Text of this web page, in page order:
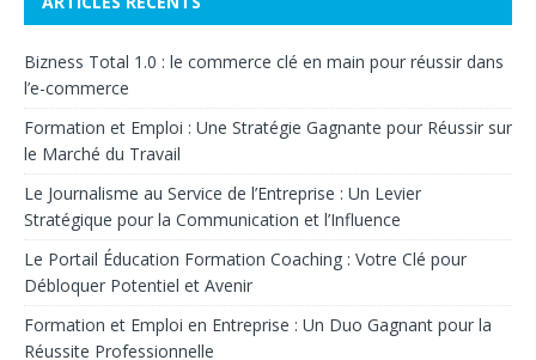
Bizness Total 1.0 : le commerce clé en main pour réussir dans
l’e-commerce
Formation et Emploi : Une Stratégie Gagnante pour Réussir sur
le Marché du Travail
Le Journalisme au Service de l’Entreprise : Un Levier
Stratégique pour la Communication et l’Influence
Le Portail Éducation Formation Coaching : Votre Clé pour
Débloquer Potentiel et Avenir
Formation et Emploi en Entreprise : Un Duo Gagnant pour la
Réussite Professionnelle